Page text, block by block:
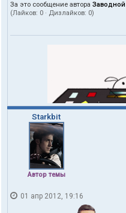
За это сообщение автора
(Лайков: 0 · Дизлайков: 0)
Starkbit
Автор темы
01 апр 2012, 19:16